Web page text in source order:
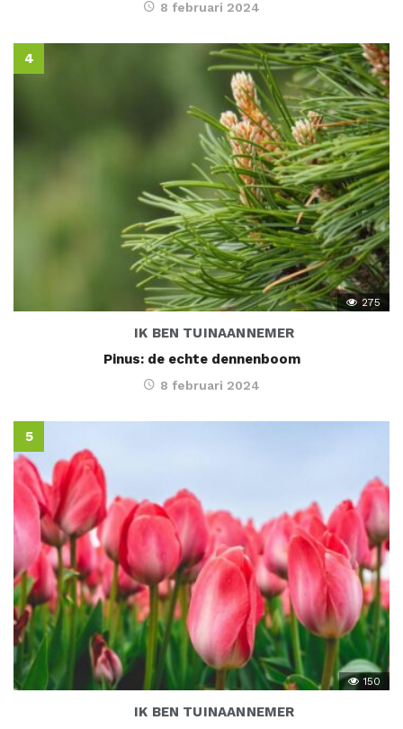
8 februari 2024
275
IK BEN TUINAANNEMER
Pinus: de echte dennenboom
8 februari 2024
150
IK BEN TUINAANNEMER